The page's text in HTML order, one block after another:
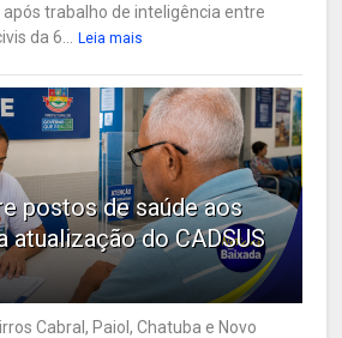
trabalho de inteligência entre
da 6...
Leia mais
postos de saúde aos
atualização do CADSUS
Cabral, Paiol, Chatuba e Novo